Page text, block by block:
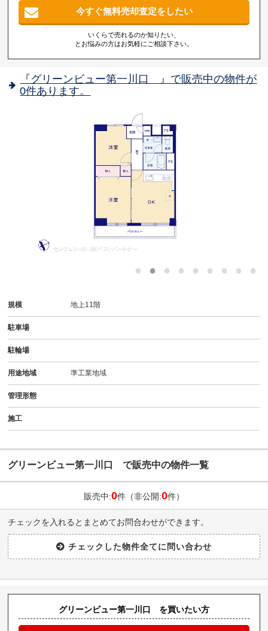
今すぐ無料売却査定をしたい
いくらで売れるのか知りたい、
とお悩みの方はお気軽にご相談下さい。
『グリーンビュー第一川口 』で販売中の物件が
0件あります。
規模 地上11階
駐車場
駐輪場
用途地域 準工業地域
管理形態
施工
グリーンビュー第一川口 で販売中の物件一覧
販売中:0件（非公開:0件）
チェックを入れるとまとめてお問合わせができます。
グリーンビュー第一川口 を買いたい方